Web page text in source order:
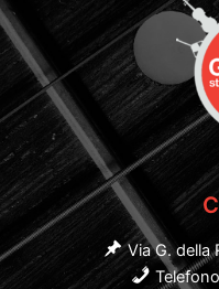
Via G. della